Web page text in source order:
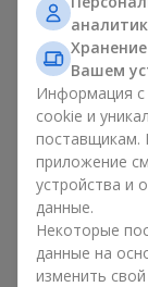
Роскошный
оригинально.
композиция с
Предложение
уникально, и
дизайнерская
позволить себе
доступна для
Вашем
Информация с
cookie и
поставщикам.
приложение
устройства и
данные.
Некоторые
данные на
изменить